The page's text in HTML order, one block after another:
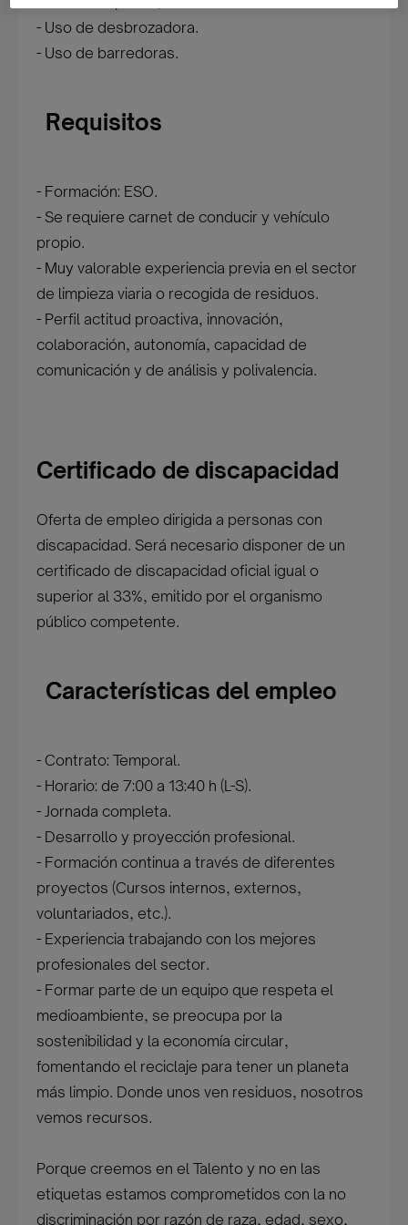
- Uso de desbrozadora.
- Uso de barredoras.
Requisitos
- Formación: ESO.
- Se requiere carnet de conducir y vehículo
propio.
- Muy valorable experiencia previa en el sector
de limpieza viaria o recogida de residuos.
- Perfil actitud proactiva, innovación,
colaboración, autonomía, capacidad de
comunicación y de análisis y polivalencia.
Certificado de discapacidad
Oferta de empleo dirigida a personas con
discapacidad. Será necesario disponer de un
certificado de discapacidad oficial igual o
superior al 33%, emitido por el organismo
público competente.
Características del empleo
- Contrato: Temporal.
- Horario: de 7:00 a 13:40 h (L-S).
- Jornada completa.
- Desarrollo y proyección profesional.
- Formación continua a través de diferentes
proyectos (Cursos internos, externos,
voluntariados, etc.).
- Experiencia trabajando con los mejores
profesionales del sector.
- Formar parte de un equipo que respeta el
medioambiente, se preocupa por la
sostenibilidad y la economía circular,
fomentando el reciclaje para tener un planeta
más limpio. Donde unos ven residuos, nosotros
vemos recursos.
Porque creemos en el Talento y no en las
etiquetas estamos comprometidos con la no
discriminación por razón de raza, edad, sexo,